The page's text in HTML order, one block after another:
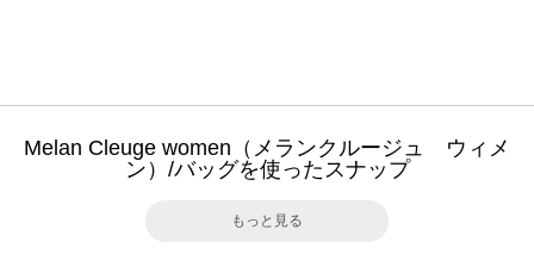
Melan Cleuge women（メランクルージュ ウィメ
ン）/バッグを使ったスナップ
もっと見る